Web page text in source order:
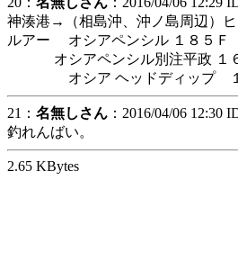
神湊港→（相島沖、沖ノ島周辺）
ルアー オシアペンシル １８５Ｆ
オシアペンシル別注平政 １
オシア ヘッドディップ １
21： 名無しさん ：2016/04/06 12:30
釣れんばい。
2.65 KBytes